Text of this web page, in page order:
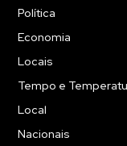
Política
Economia
Locais
Tempo e
Local
Nacionais